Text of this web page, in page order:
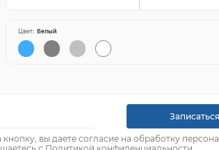
Цвет: Белый
Записаться
вы даете согласие на обработку